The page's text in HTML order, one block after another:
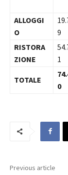
ALLOGGI
O
9
RISTORA
ZIONE
1
TOTALE
0
Previous article